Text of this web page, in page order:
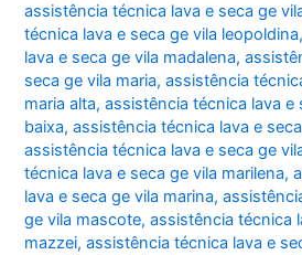
assistência técnica lava e seca ge
técnica lava e seca ge vila leopoldina
lava e seca ge vila madalena,
seca ge vila maria,assistência
maria alta,assistência técnica lava e
baixa,assistência técnica lava e
assistência técnica lava e seca ge
técnica lava e seca ge vila marilena,
lava e seca ge vila marina,
ge vila mascote,assistência técnica
mazzei,assistência técnica lava e